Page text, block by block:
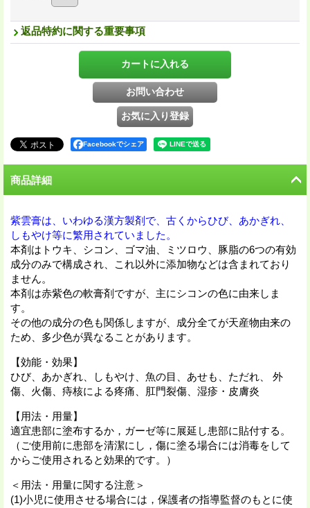
返品特約に関する重要事項
Facebookでシェア
商品詳細
紫雲膏は、いわゆる漢方製剤で、古くからひび、あかぎれ、
しもやけ等に繁用されていました。
本剤はトウキ、シコン、ゴマ油、ミツロウ、豚脂の6つの有効
成分のみで構成され、これ以外に添加物などは含まれており
ません。
本剤は赤紫色の軟膏剤ですが、主にシコンの色に由来しま
す。
その他の成分の色も関係しますが、成分全てが天産物由来の
ため、多少色が異なることがあります。
【効能・効果】
ひび、あかぎれ、しもやけ、魚の目、あせも、ただれ、 外
傷、火傷、痔核による疼痛、肛門裂傷、湿疹・皮膚炎
【用法・用量】
適宜患部に塗布するか，ガーゼ等に展延し患部に貼付する。
（ご使用前に患部を清潔にし，傷に塗る場合には消毒をして
からご使用されると効果的です。）
＜用法・用量に関する注意＞
(1)小児に使用させる場合には，保護者の指導監督のもとに使